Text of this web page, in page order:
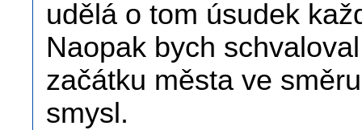
udělá o tom úsudek
Naopak bych
začátku města ve
smysl.